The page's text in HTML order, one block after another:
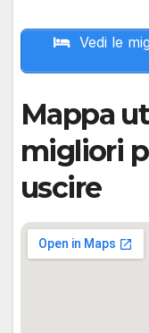
Vedi le
Mappa
migliori
uscire